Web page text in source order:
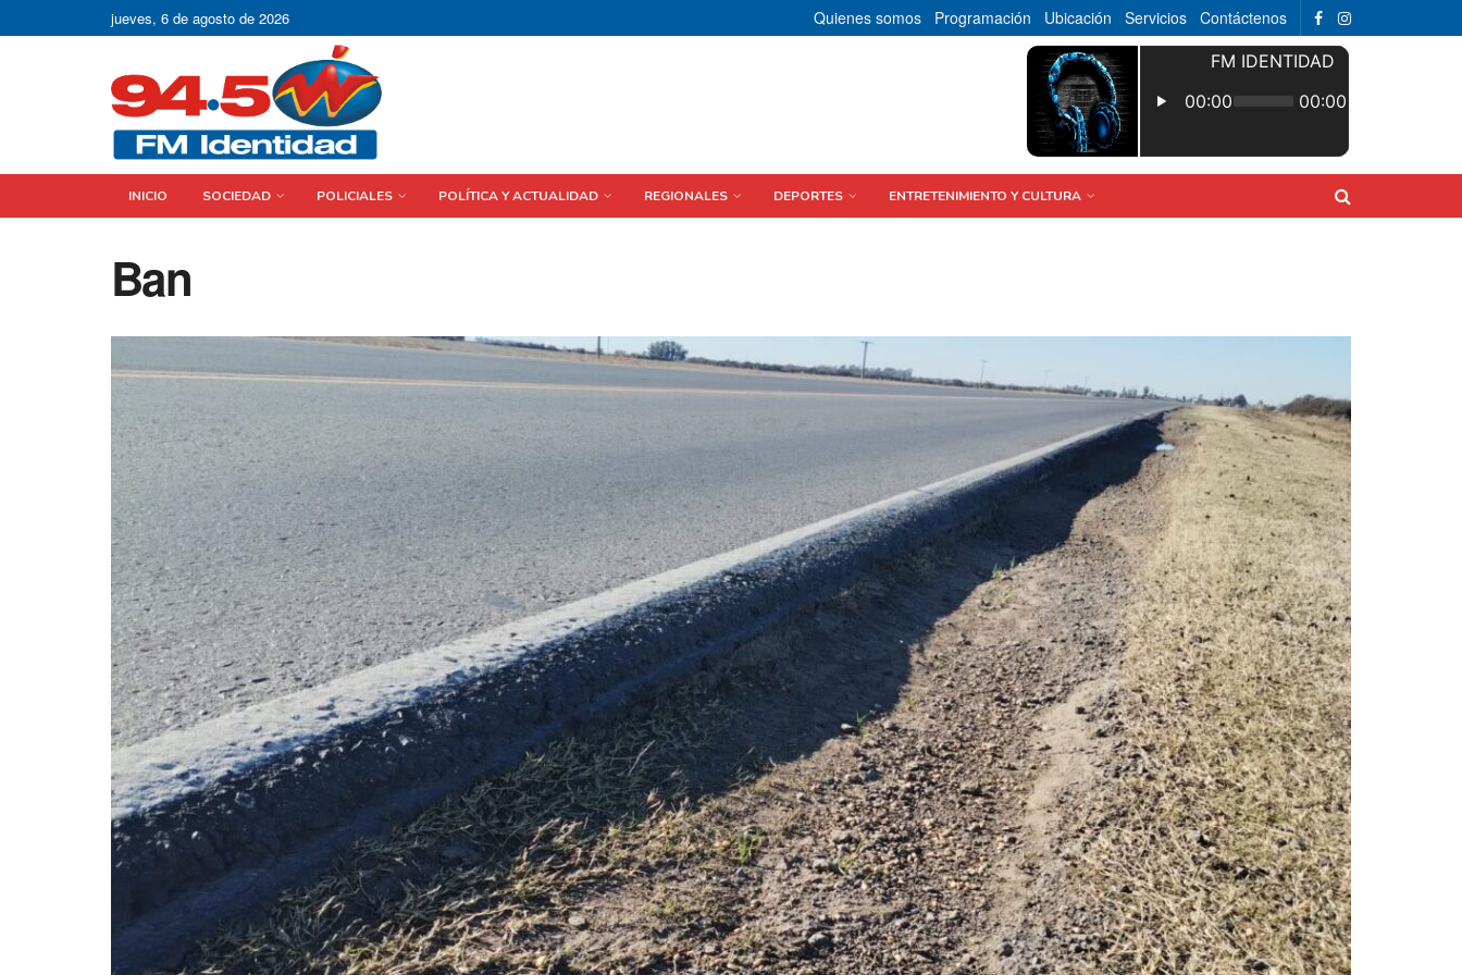
jueves, 6 de agosto de 2026 Quienes somos Programación Ubicación Servicios Contáctenos
INICIO SOCIEDAD POLICIALES POLÍTICA Y ACTUALIDAD REGIONALES DEPORTES ENTRETENIMIENTO Y CULTURA
Ban